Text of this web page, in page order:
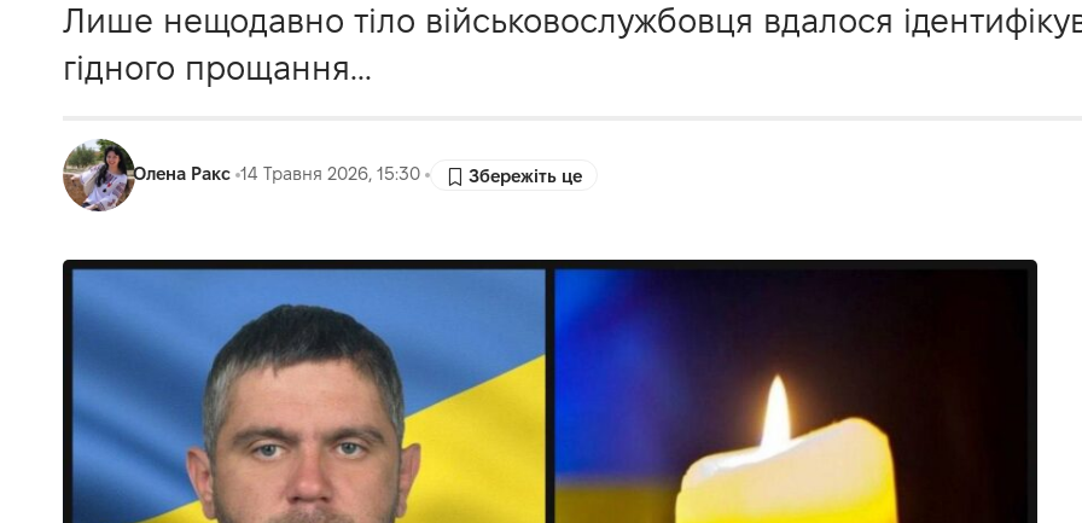
Лише нещодавно тіло військовослужбовця вдалося
гідного прощання...
Олена Ракс 14 Травня 2026, 15:30